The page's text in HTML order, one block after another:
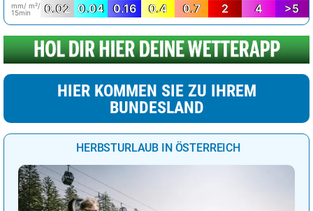
mm/ m²/
15min
0.02 0.04 0.16 0.4 0.7 2 4 >5
HIER KOMMEN SIE ZU IHREM
BUNDESLAND
HERBSTURLAUB IN ÖSTERREICH